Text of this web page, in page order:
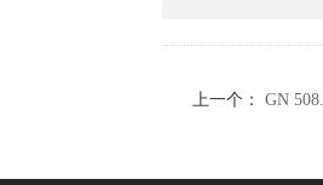
上一个： GN